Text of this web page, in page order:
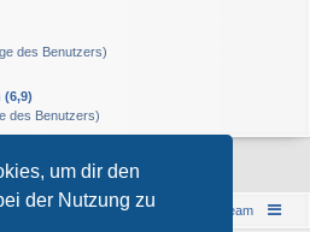
um dir den
der Nutzung zu
des Benutzers)
des Benutzers)
Übersicht Das Team